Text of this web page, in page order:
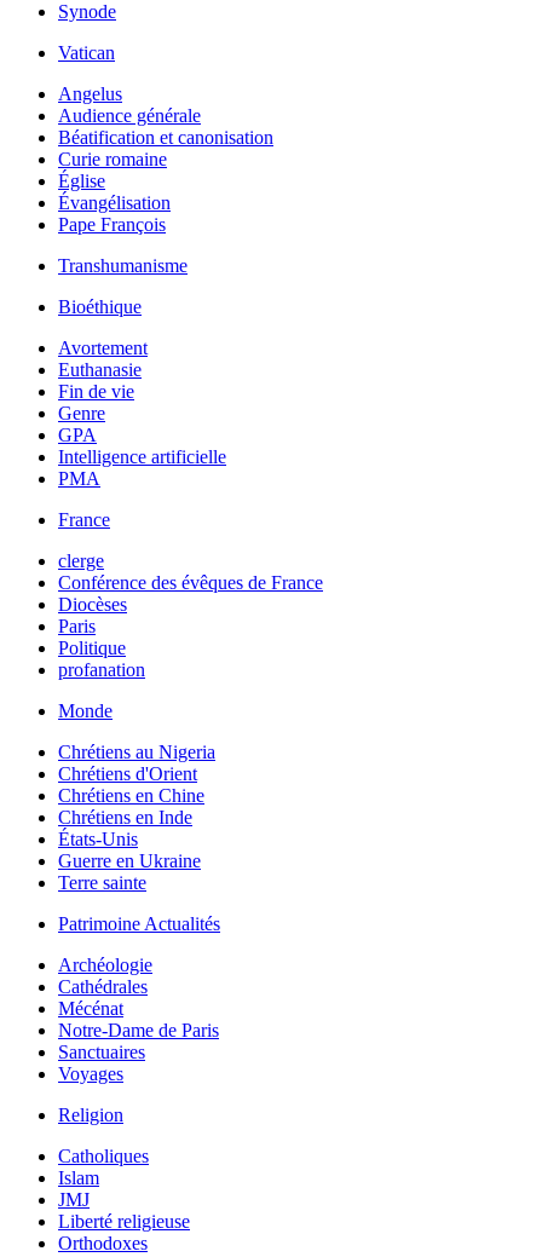
Synode
Vatican
Angelus
Audience générale
Béatification et canonisation
Curie romaine
Église
Évangélisation
Pape François
Transhumanisme
Bioéthique
Avortement
Euthanasie
Fin de vie
Genre
GPA
Intelligence artificielle
PMA
France
clerge
Conférence des évêques de France
Diocèses
Paris
Politique
profanation
Monde
Chrétiens au Nigeria
Chrétiens d'Orient
Chrétiens en Chine
Chrétiens en Inde
États-Unis
Guerre en Ukraine
Terre sainte
Patrimoine Actualités
Archéologie
Cathédrales
Mécénat
Notre-Dame de Paris
Sanctuaires
Voyages
Religion
Catholiques
Islam
JMJ
Liberté religieuse
Orthodoxes